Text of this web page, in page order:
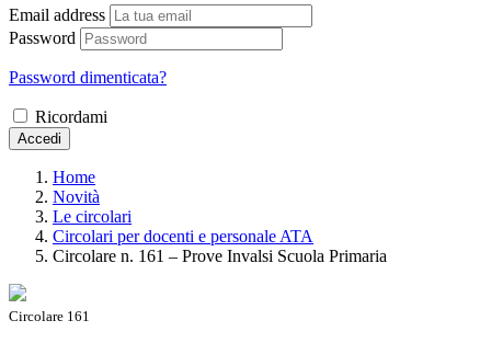
Email address
Password
Password dimenticata?
Ricordami
Accedi
Home
Novità
Le circolari
Circolari per docenti e personale ATA
Circolare n. 161 – Prove Invalsi Scuola Primaria
Circolare 161